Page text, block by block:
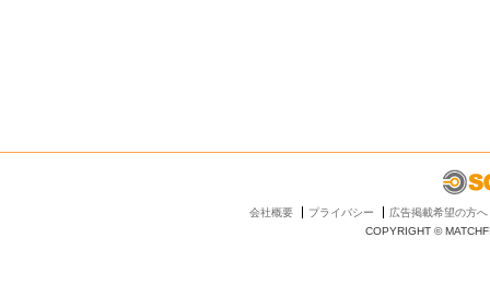
会社概要 プライバシー
広告掲載希望の方へ
COPYRIGHT ©